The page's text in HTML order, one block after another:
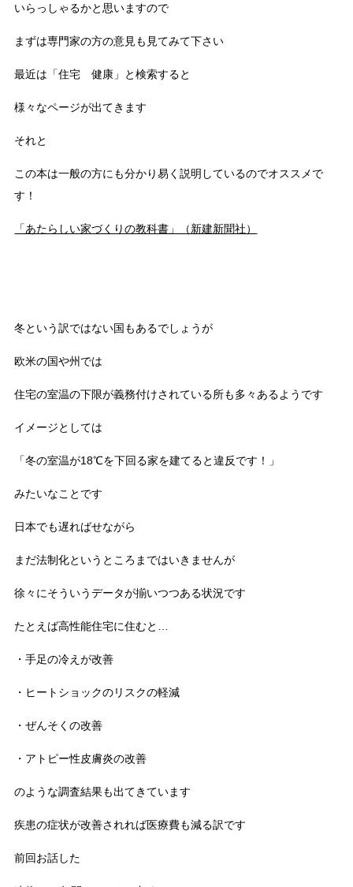
いらっしゃるかと思いますので
まずは専門家の方の意見も見てみて下さい
最近は「住宅 健康」と検索すると
様々なページが出てきます
それと
この本は一般の方にも分かり易く説明しているのでオススメで
す！
「あたらしい家づくりの教科書」（新建新聞社）
冬という訳ではない国もあるでしょうが
欧米の国や州では
住宅の室温の下限が義務付けされている所も多々あるようです
イメージとしては
「冬の室温が18℃を下回る家を建てると違反です！」
みたいなことです
日本でも遅ればせながら
まだ法制化というところまではいきませんが
徐々にそういうデータが揃いつつある状況です
たとえば高性能住宅に住むと…
・手足の冷えが改善
・ヒートショックのリスクの軽減
・ぜんそくの改善
・アトピー性皮膚炎の改善
のような調査結果も出てきています
疾患の症状が改善されれば医療費も減る訳です
前回お話した